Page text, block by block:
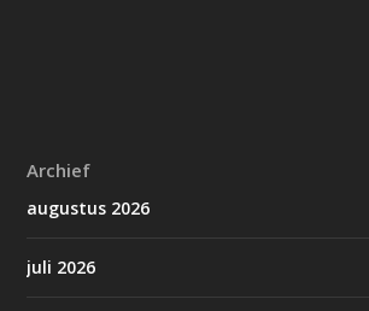
Archief
augustus 2026
juli 2026